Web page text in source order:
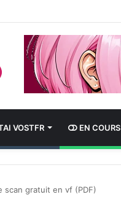
VOSTFR EN COURS
scan gratuit en vf (PDF)